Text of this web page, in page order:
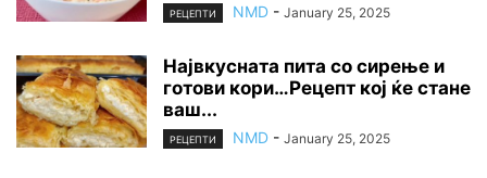
РЕЦЕПТИ NMD - January 25, 2025
Највкусната пита со сирење и
готови кори…Рецепт кој ќе стане
ваш...
РЕЦЕПТИ NMD - January 25, 2025